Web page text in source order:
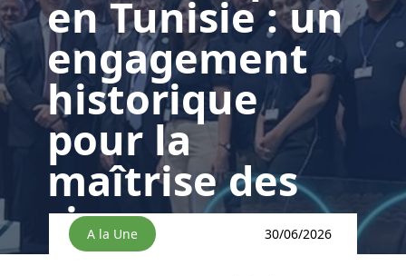
en Tunisie : un
engagement
historique
pour la
maîtrise des
risques
A la Une 30/06/2026